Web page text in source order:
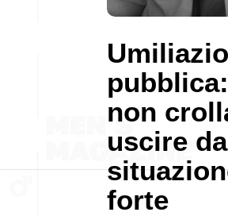
non
uscire
forte